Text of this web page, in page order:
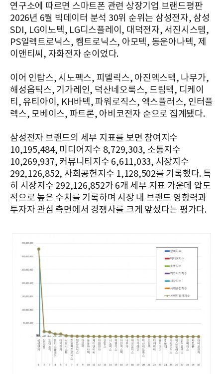
연구소에 따르면 스마트폰 관련 상장기업 브랜드평판
2026년 6월 빅데이터 분석 30위 순위는 삼성전자, 삼성
SDI, LG이노텍, LG디스플레이, 대덕전자, 서진시스템,
PS일렉트로닉스, 켐트로닉스, 아모텍, 동운아나텍, 제
이앤티씨, 자화전자 순이었다.
이어 인탑스, 시노펙스, 피델릭스, 아진엑스텍, 나무가,
해성옵틱스, 기가레인, 덕산네오룩스, 드림텍, 디케이
티, 유티아이, KH바텍, 파워로직스, 엑스플러스, 인터플
렉스, 모베이스, 파트론, 아비코전자 순으로 집계됐다.
삼성전자 브랜드의 세부 지표를 보면 참여지수
10,195,484, 미디어지수 8,729,303, 소통지수
10,269,937, 커뮤니티지수 6,611,033, 시장지수
292,126,852, 사회공헌지수 1,128,502를 기록했다. 특
히 시장지수 292,126,852가 6개 세부 지표 가운데 압도
적으로 높은 수치를 기록하며 시장 내 브랜드 영향력과
투자자 관심 측면에서 경쟁사를 크게 앞섰다는 평가다.